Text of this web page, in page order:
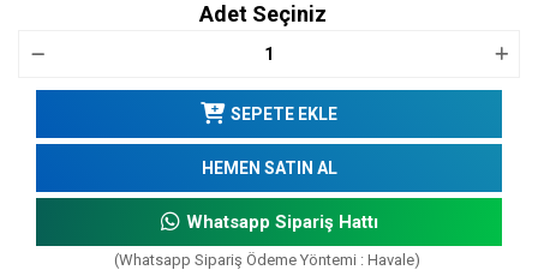
Adet Seçiniz
SEPETE EKLE
HEMEN SATIN AL
Whatsapp Sipariş Hattı
(Whatsapp Sipariş Ödeme Yöntemi : Havale)